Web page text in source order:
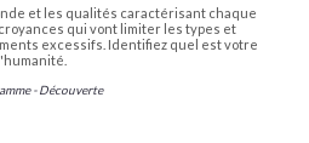
et les qualités caractérisant chaque
qui vont limiter les types et
excessifs. Identifiez quel est votre
- Découverte